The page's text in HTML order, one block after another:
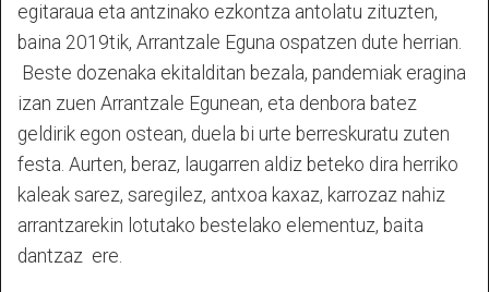
egitaraua eta antzinako ezkontza antolatu zituzten,
baina 2019tik, Arrantzale Eguna ospatzen dute herrian.
Beste dozenaka ekitalditan bezala, pandemiak eragina
izan zuen Arrantzale Egunean, eta denbora batez
geldirik egon ostean, duela bi urte berreskuratu zuten
festa. Aurten, beraz, laugarren aldiz beteko dira herriko
kaleak sarez, saregilez, antxoa kaxaz, karrozaz nahiz
arrantzarekin lotutako bestelako elementuz, baita
dantzaz ere.